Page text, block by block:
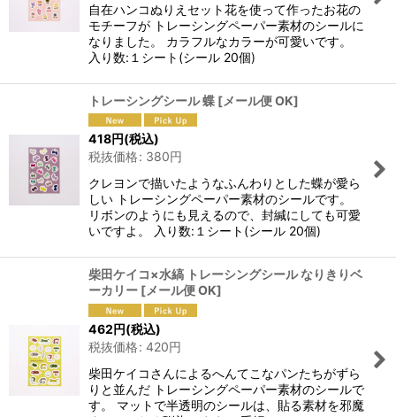
自在ハンコぬりえセット花を使って作ったお花の
モチーフが トレーシングペーパー素材のシールに
なりました。 カラフルなカラーが可愛いです。
入り数:１シート(シール 20個)
トレーシングシール 蝶 [メール便 OK]
418円(税込)
税抜価格: 380円
クレヨンで描いたようなふんわりとした蝶が愛ら
しい トレーシングペーパー素材のシールです。
リボンのようにも見えるので、封緘にしても可愛
いですよ。 入り数:１シート(シール 20個)
柴田ケイコ×水縞 トレーシングシール なりきりベ
ーカリー [メール便 OK]
462円(税込)
税抜価格: 420円
柴田ケイコさんによるへんてこなパンたちがずら
りと並んだ トレーシングペーパー素材のシールで
す。 マットで半透明のシールは、貼る素材を邪魔